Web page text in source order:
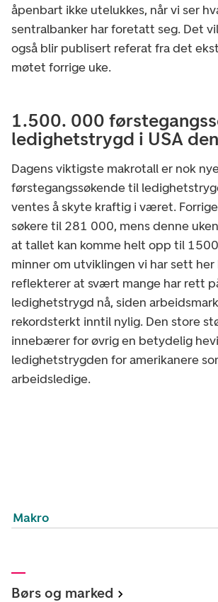
åpenbart ikke utelukkes, når vi ser
sentralbanker har foretatt seg. Det
også blir publisert referat fra det
møtet forrige uke.
1.500. 000
ledighetstrygd i USA
Dagens viktigste makrotall er nok
førstegangssøkende til
ventes å skyte kraftig i været.
søkere til 281 000, mens denne
at tallet kan komme helt opp til
minner om utviklingen vi har sett her
reflekterer at svært mange har rett
ledighetstrygd nå, siden
rekordsterkt inntil nylig. Den store
innebærer for øvrig en betydelig
ledighetstrygden for amerikanere
arbeidsledige.
Makro
Børs og marked